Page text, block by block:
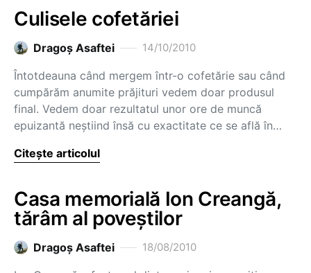
Culisele cofetăriei
Dragoş Asaftei 14/10/2010
Întotdeauna când mergem într-o cofetărie sau când
cumpărăm anumite prăjituri vedem doar produsul
final. Vedem doar rezultatul unor ore de muncă
epuizantă neştiind însă cu exactitate ce se află în…
Citește articolul
Casa memorială Ion Creangă,
tărâm al poveştilor
Dragoş Asaftei 18/08/2010